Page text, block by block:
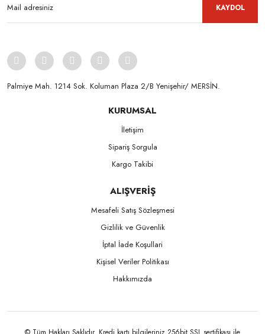
KAYDOL
Palmiye Mah. 1214 Sok. Koluman Plaza 2/B Yenişehir/ MERSİN.ㅤㅤㅤㅤㅤㅤㅤㅤㅤㅤㅤㅤㅤㅤㅤㅤㅤㅤㅤㅤㅤㅤㅤㅤㅤㅤㅤㅤㅤㅤㅤㅤㅤㅤㅤ ㅤㅤㅤㅤㅤㅤㅤㅤㅤㅤ
KURUMSAL
İletişim
Sipariş Sorgula
Kargo Takibi
ALIŞVERİŞ
Mesafeli Satış Sözleşmesi
Gizlilik ve Güvenlik
İptal İade Koşullari
Kişisel Veriler Politikası
Hakkımızda